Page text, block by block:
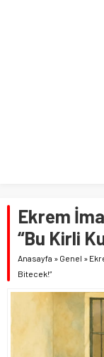
Ekrem
“Bu Kirli
Anasayfa » Genel »
Bitecek!”